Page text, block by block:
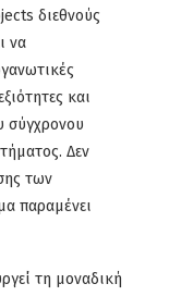
διεθνούς
να
και
σύγχρονου
Δεν
των
παραμένει
τη μοναδική